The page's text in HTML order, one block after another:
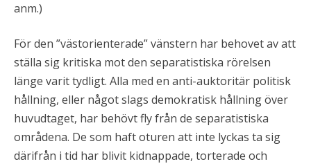
anm.)
För den ”västorienterade” vänstern har behovet av att
ställa sig kritiska mot den separatistiska rörelsen
länge varit tydligt. Alla med en anti-auktoritär politisk
hållning, eller något slags demokratisk hållning över
huvudtaget, har behövt fly från de separatistiska
områdena. De som haft oturen att inte lyckas ta sig
därifrån i tid har blivit kidnappade, torterade och